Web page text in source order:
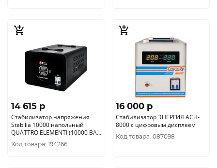
14 615 p
Стабилизатор напряжения
Stabilia 10000 напольный
QUATTRO ELEMENTI (10000 ВА,
140-270 В) (917-704)
Код товара: 194266
16 000 p
Cтабилизатор ЭНЕРГИЯ АСН-
8000 с цифровым дисплеем
Код товара: 087098